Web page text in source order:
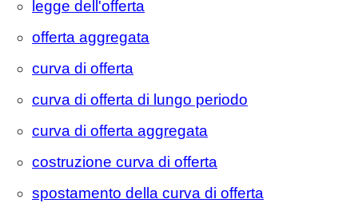
legge dell'offerta
offerta aggregata
curva di offerta
curva di offerta di lungo periodo
curva di offerta aggregata
costruzione curva di offerta
spostamento della curva di offerta